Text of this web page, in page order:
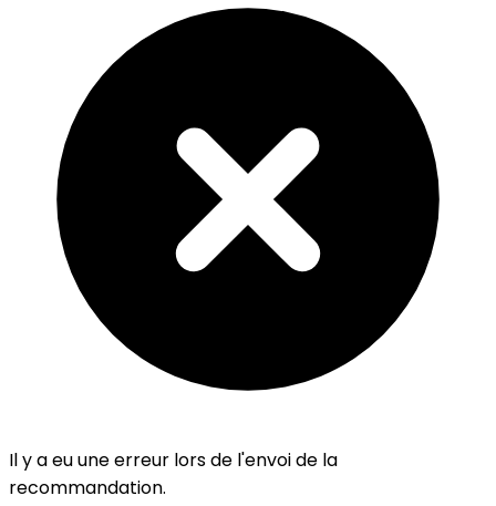
Il y a eu une erreur lors de l'envoi de la
recommandation.